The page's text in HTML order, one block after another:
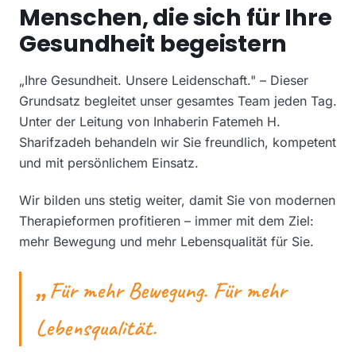
Menschen, die sich für Ihre
Gesundheit begeistern
„Ihre Gesundheit. Unsere Leidenschaft." – Dieser
Grundsatz begleitet unser gesamtes Team jeden Tag.
Unter der Leitung von Inhaberin Fatemeh H.
Sharifzadeh behandeln wir Sie freundlich, kompetent
und mit persönlichem Einsatz.
Wir bilden uns stetig weiter, damit Sie von modernen
Therapieformen profitieren – immer mit dem Ziel:
mehr Bewegung und mehr Lebensqualität für Sie.
„Für mehr Bewegung. Für mehr
Lebensqualität.